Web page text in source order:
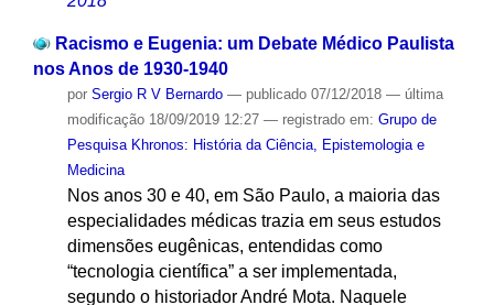
Racismo e Eugenia: um Debate Médico Paulista
nos Anos de 1930-1940
por Sergio R V Bernardo — publicado07/12/2018 — última
modificação18/09/2019 12:27 — registrado em: Grupo de
Pesquisa Khronos: História da Ciência, Epistemologia e
Medicina
Nos anos 30 e 40, em São Paulo, a maioria das
especialidades médicas trazia em seus estudos
dimensões eugênicas, entendidas como
“tecnologia científica” a ser implementada,
segundo o historiador André Mota. Naquele